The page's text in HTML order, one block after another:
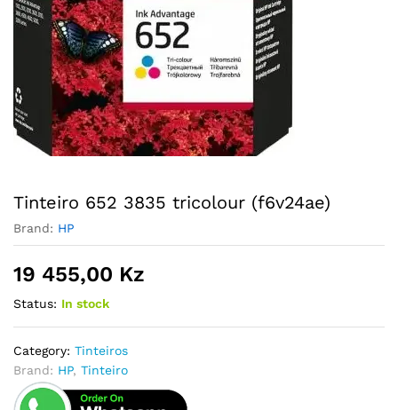
Tinteiro 652 3835 tricolour (f6v24ae)
Brand: HP
19 455,00 Kz
Status: In stock
Category: Tinteiros
Brand: HP, Tinteiro